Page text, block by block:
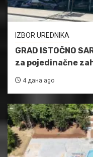
IZBOR UREDNIKA
GRAD ISTOČNO
za pojedinačne
4 дана ago